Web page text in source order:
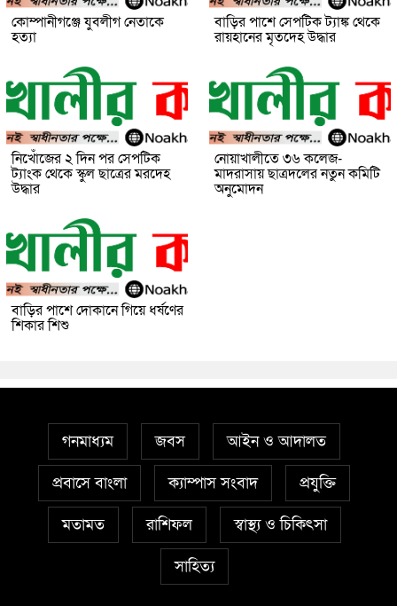
কোম্পানীগঞ্জে যুবলীগ নেতাকে
হত্যা
বাড়ির পাশে সেপটিক ট্যাঙ্ক থেকে
রায়হানের মৃতদেহ উদ্ধার
নিখোঁজের ২ দিন পর সেপটিক
ট্যাংক থেকে স্কুল ছাত্রের মরদেহ
উদ্ধার
নোয়াখালীতে ৩৬ কলেজ-
মাদরাসায় ছাত্রদলের নতুন কমিটি
অনুমোদন
বাড়ির পাশে দোকানে গিয়ে ধর্ষণের
শিকার শিশু
গনমাধ্যম জবস আইন ও আদালত
প্রবাসে বাংলা ক্যাম্পাস সংবাদ প্রযুক্তি
মতামত রাশিফল স্বাস্থ্য ও চিকিৎসা
সাহিত্য